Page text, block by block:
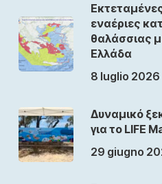
εναέριες
θαλάσσιας
Ελλάδα
8 luglio 2026
Δυναμικό
για το LIFE
29 giugno